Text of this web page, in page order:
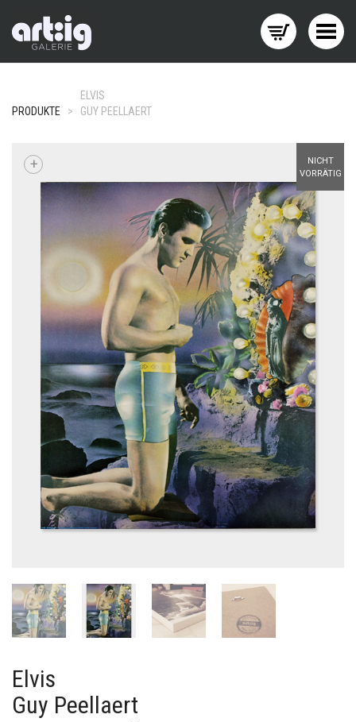
Menü wechseln
PRODUKTE >
ELVIS
GUY PEELLAERT
NICHT
VORRÄTIG
+
Elvis
Guy Peellaert